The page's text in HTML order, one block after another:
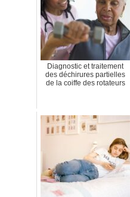
Diagnostic et traitement
des déchirures partielles
de la coiffe des rotateurs